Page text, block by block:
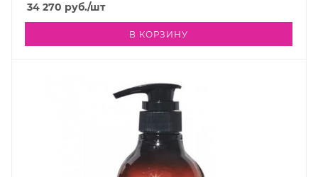
34 270 руб./шт
В КОРЗИНУ